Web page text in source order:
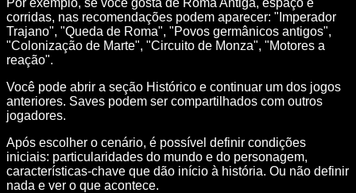
corridas, nas recomendações podem aparecer: "Imperador
Trajano", "Queda de Roma", "Povos germânicos antigos",
"Colonização de Marte", "Circuito de Monza", "Motores a
reação".
Você pode abrir a seção Histórico e continuar um dos jogos
anteriores. Saves podem ser compartilhados com outros
jogadores.
Após escolher o cenário, é possível definir condições
iniciais: particularidades do mundo e do personagem,
características-chave que dão início à história. Ou não definir
nada e ver o que acontece.